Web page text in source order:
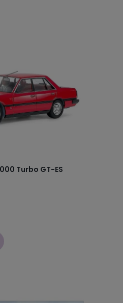
Turbo GT-ES